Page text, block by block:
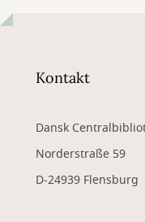
Kontakt
Dansk
Norderstraße 59
D-24939 Flensburg